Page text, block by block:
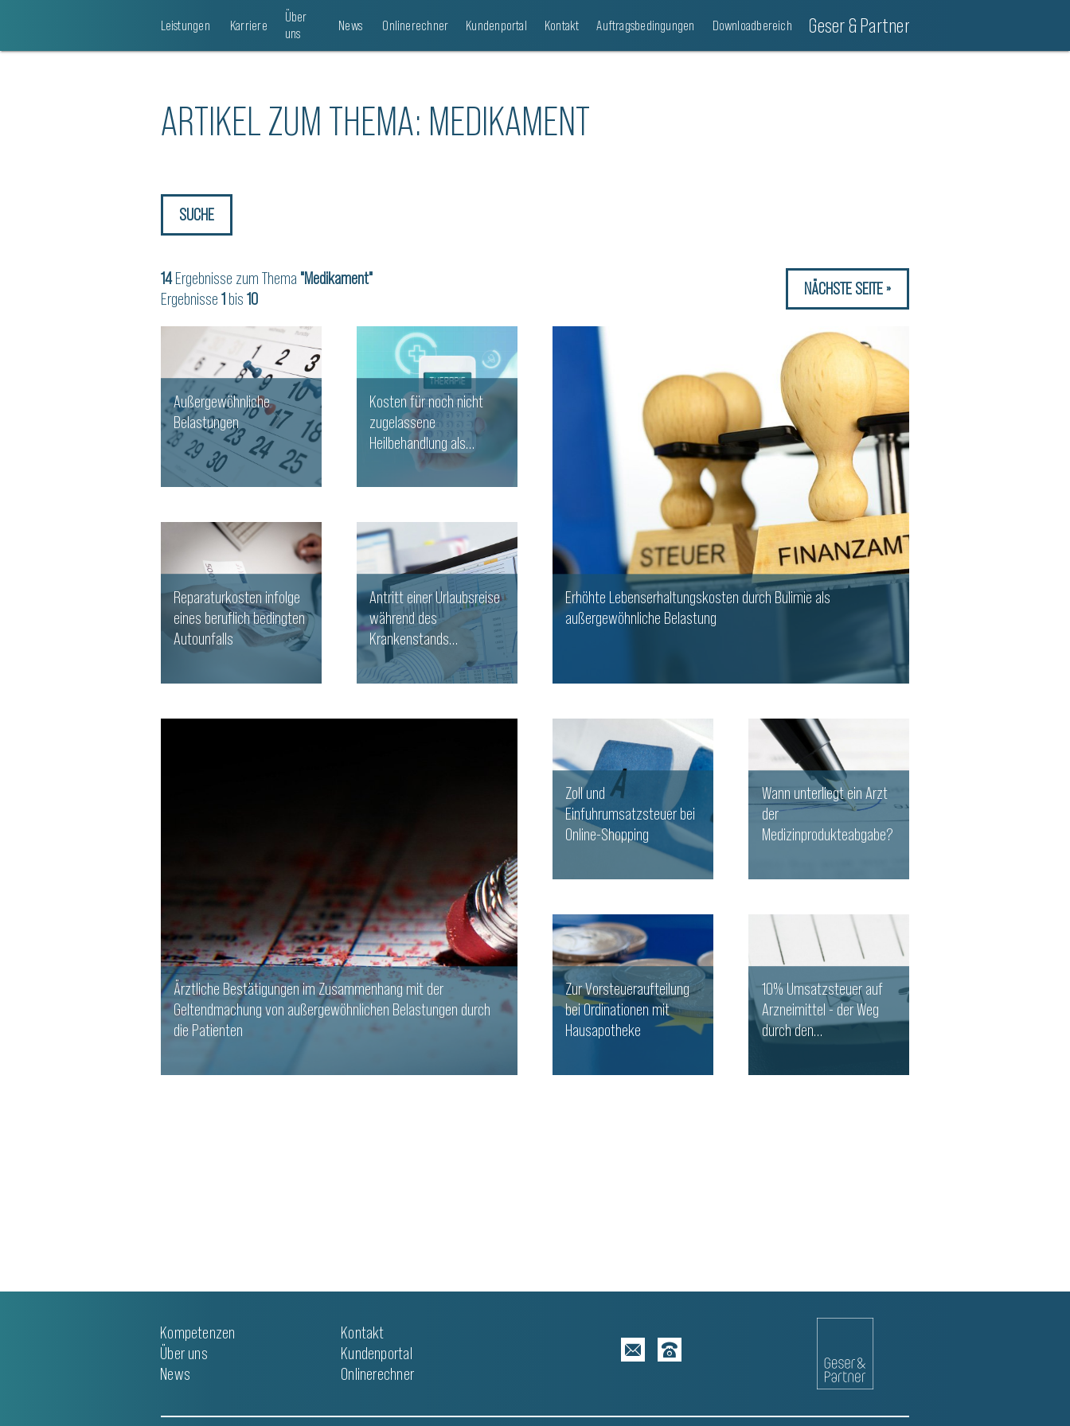
Leistungen Karriere
Über
uns
News Onlinerechner Kundenportal Kontakt Auftragsbedingungen Downloadbereich Geser & Partner
ARTIKEL ZUM THEMA: MEDIKAMENT
SUCHE
14Ergebnisse zum Thema "Medikament"
Ergebnisse 1bis 10
NÄCHSTE SEITE »
Außergewöhnliche
Belastungen
Kosten für noch nicht
zugelassene
Heilbehandlung als
außergewöhnliche
Belastung
Erhöhte Lebenserhaltungskosten durch Bulimie als
außergewöhnliche Belastung
Reparaturkosten infolge
eines beruflich bedingten
Autounfalls
Antritt einer Urlaubsreise
während des
Krankenstands
rechtfertigt Entlassung
Ärztliche Bestätigungen im Zusammenhang mit der
Geltendmachung von außergewöhnlichen Belastungen durch
die Patienten
Zoll und
Einfuhrumsatzsteuer bei
Online-Shopping
Wann unterliegt ein Arzt
der
Medizinprodukteabgabe?
Zur Vorsteueraufteilung
bei Ordinationen mit
Hausapotheke
10% Umsatzsteuer auf
Arzneimittel - der Weg
durch den
Kompetenzen
Kontakt
Über uns
Kundenportal
News
Onlinerechner